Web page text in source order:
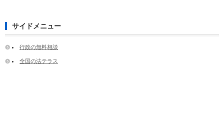
サイドメニュー
行政の無料相談
全国の法テラス